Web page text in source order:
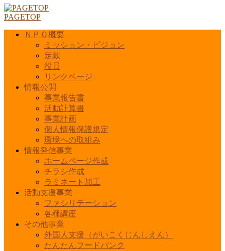
PAGETOP
ＮＰＯ概要
ミッション・ビジョン
定款
役員
リンクページ
情報公開
事業報告書
活動計算書
事業計画
個人情報保護規定
環境への取組み
情報発信事業
ホームページ作成
チラシ作成
ラミネート加工
活動支援事業
ファシリテーション
各種講座
その他事業
外国人支援（がいこくじんしえん）
たんたんフードバンク